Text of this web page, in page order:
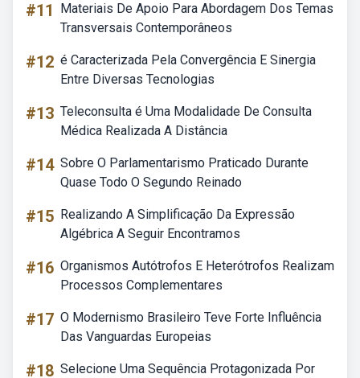
#11
Materiais De Apoio Para Abordagem Dos Temas
Transversais Contemporâneos
#12 é Caracterizada Pela Convergência E Sinergia
Entre Diversas Tecnologias
#13 Teleconsulta é Uma Modalidade De Consulta
Médica Realizada A Distância
#14 Sobre O Parlamentarismo Praticado Durante
Quase Todo O Segundo Reinado
#15 Realizando A Simplificação Da Expressão
Algébrica A Seguir Encontramos
#16 Organismos Autótrofos E Heterótrofos Realizam
Processos Complementares
#17 O Modernismo Brasileiro Teve Forte Influência
Das Vanguardas Europeias
#18 Selecione Uma Sequência Protagonizada Por